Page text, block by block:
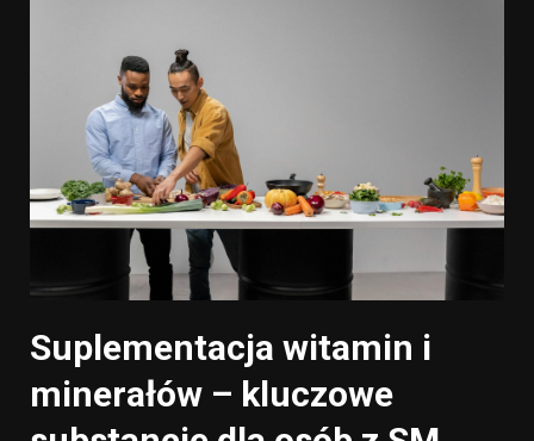
Suplementacja witamin i
minerałów – kluczowe